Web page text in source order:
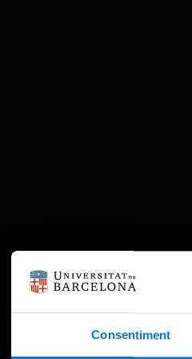
Consentiment